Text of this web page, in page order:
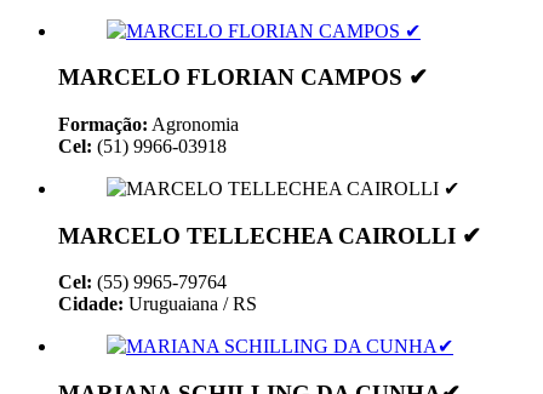
MARCELO FLORIAN CAMPOS ✔
Formação: Agronomia
Cel: (51) 9966-03918
MARCELO TELLECHEA CAIROLLI ✔
Cel: (55) 9965-79764
Cidade: Uruguaiana / RS